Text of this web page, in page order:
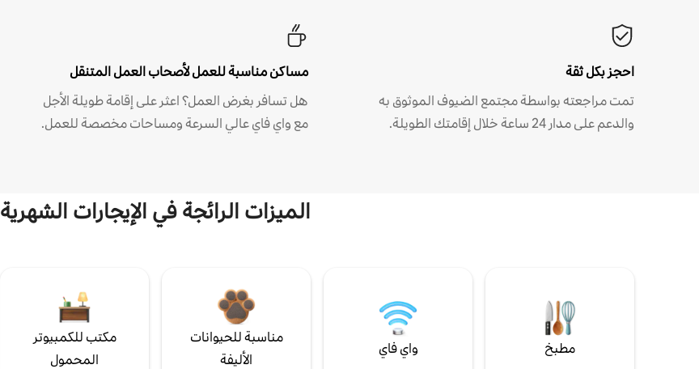
احجز بكل ثقة
تمت مراجعته بواسطة مجتمع الضيوف الموثوق به
والدعم على مدار 24 ساعة خلال إقامتك الطويلة.
مساكن مناسبة للعمل لأصحاب العمل المتنقل
هل تسافر بغرض العمل؟ اعثر على إقامة طويلة الأجل
مع واي فاي عالي السرعة ومساحات مخصصة للعمل.
الميزات الرائجة في الإيجارات الشهرية
مطبخ واي فاي
مناسبة للحيوانات
الأليفة
مكتب للكمبيوتر
المحمول